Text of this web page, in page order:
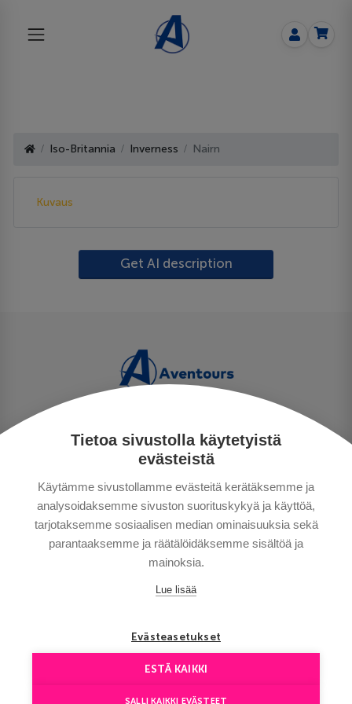
Tietoa sivustolla käytetyistä
evästeistä
Käytämme sivustollamme evästeitä kerätäksemme ja
analysoidaksemme sivuston suorituskykyä ja käyttöä,
tarjotaksemme sosiaalisen median ominaisuuksia sekä
parantaaksemme ja räätälöidäksemme sisältöä ja
mainoksia.
Lue lisää
Evästeasetukset
ESTÄ KAIKKI
SALLI KAIKKI EVÄSTEET
Iso-Britannia Inverness Nairn
Kuvaus
Get AI description
TIETOSUOJA
MAKSUTAVAT
MATKAEHDOT
HYVÄ TIETÄÄ
YHTEYSTIEDOT
Сopyright © Aventours 2026